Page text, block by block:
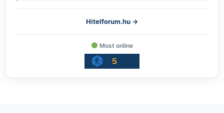
Hitelforum.hu →
Most online
5